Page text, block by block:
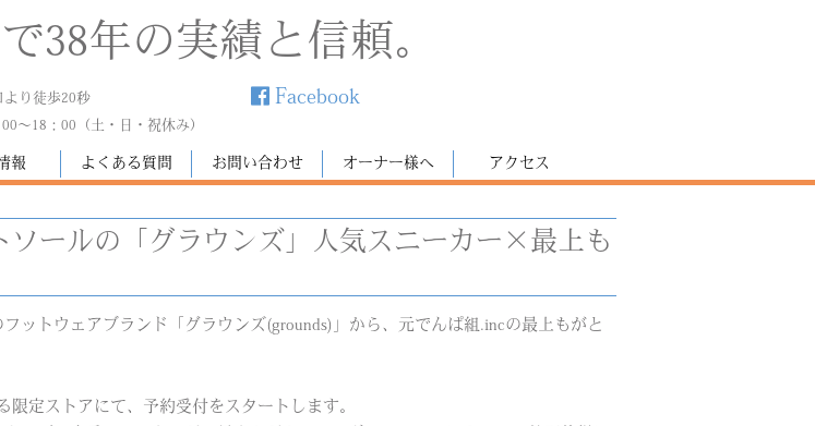
38年の実績と信頼。
より徒歩20秒
～18：00（土・日・祝休み）
Facebook
報 よくある質問 お問い合わせ オーナー様へ アクセス
ソールの「グラウンズ」人気スニーカー×最上も
ットウェアブランド「グラウンズ(grounds)」から、元でんぱ組.incの最上もがと
定ストアにて、予約受付をスタートします。